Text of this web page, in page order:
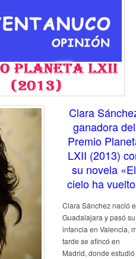
Clara
ganadora del
Premio
LXII (2013)
su novela «El
cielo ha
Clara Sánchez nació
Guadalajara y pasó su
infancia en Valencia,
tarde se afincó en
Madrid, donde estudió